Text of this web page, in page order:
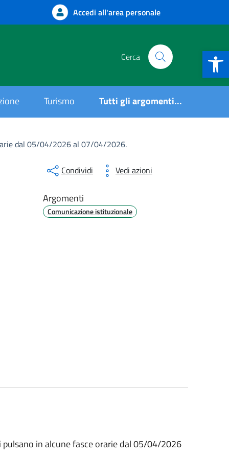
Apri la
Accedi all'area personale
Cerca
Turismo Tutti gli argomenti...
dal 05/04/2026 al 07/04/2026.
Condividi Vedi azioni
Argomenti
Comunicazione istituzionale
in alcune fasce orarie dal 05/04/2026